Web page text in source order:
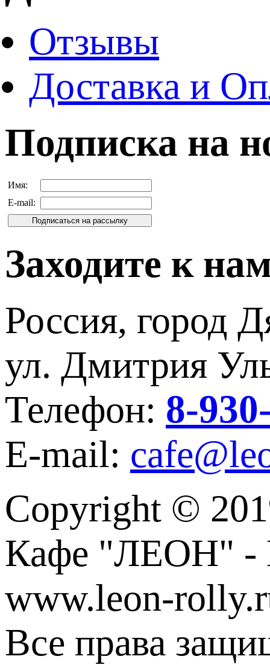
Отзывы
Доставка и
Подписка на
Имя:
E-mail:
Заходите к
Россия, город
ул. Дмитрия
Телефон: 8-
E-mail:
Copyright ©
Кафе "ЛЕОН" -
www.leon-
Все права